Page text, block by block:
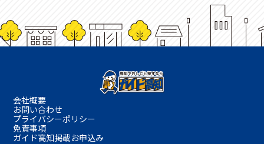
会社概要
お問い合わせ
プライバシーポリシー
免責事項
ガイド高知掲載お申込み